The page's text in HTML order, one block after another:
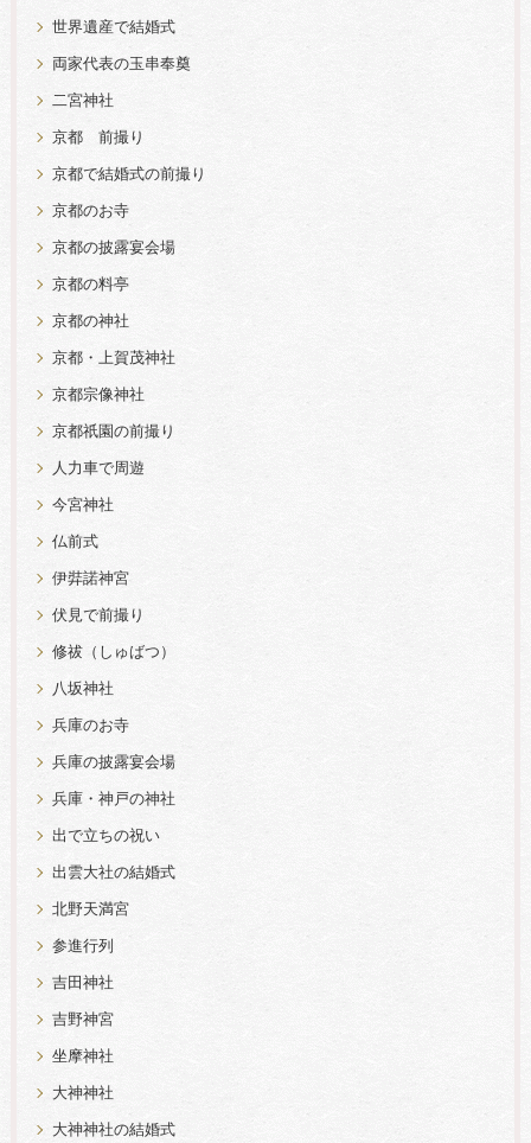
世界遺産で結婚式
両家代表の玉串奉奠
二宮神社
京都 前撮り
京都で結婚式の前撮り
京都のお寺
京都の披露宴会場
京都の料亭
京都の神社
京都・上賀茂神社
京都宗像神社
京都祇園の前撮り
人力車で周遊
今宮神社
仏前式
伊弉諾神宮
伏見で前撮り
修祓（しゅばつ）
八坂神社
兵庫のお寺
兵庫の披露宴会場
兵庫・神戸の神社
出で立ちの祝い
出雲大社の結婚式
北野天満宮
参進行列
吉田神社
吉野神宮
坐摩神社
大神神社
大神神社の結婚式